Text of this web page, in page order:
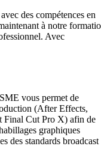
des compétences en
à notre
Avec
vous permet de
(After Effects,
Final Cut Pro X) afin de
graphiques
des standards broadcast